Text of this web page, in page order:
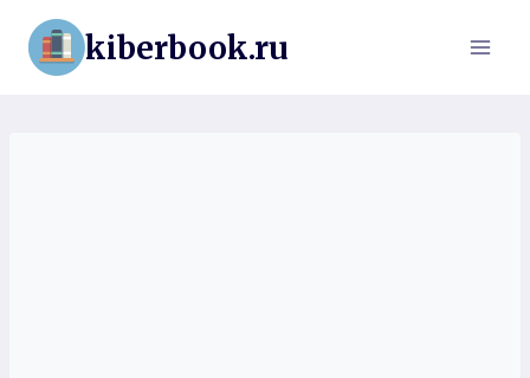
Перейти
содержимому
kiberbook.ru